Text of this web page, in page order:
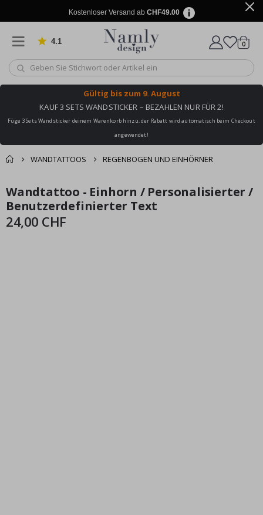
Kostenloser Versand ab CHF49.00
4.1 von 1029 Bewertungen
Wagen
0
Gültig bis zum 9. August
KAUF 3 SETS WANDSTICKER – BEZAHLEN NUR FÜR 2!
Füge 3 Sets Wandsticker deinem Warenkorb hinzu, der Rabatt wird automatisch beim Checkout
angewendet!
WANDTATTOOS REGENBOGEN UND EINHÖRNER
Zusammen gekaufte
Produkte
Einkaufswagen
Zum
Ende
der
Bildgalerie
Zum
Anfang
der
Bildgalerie
Wandtattoo - Einhorn / Personalisierter /
Benutzerdefinierter Text
24,00 CHF